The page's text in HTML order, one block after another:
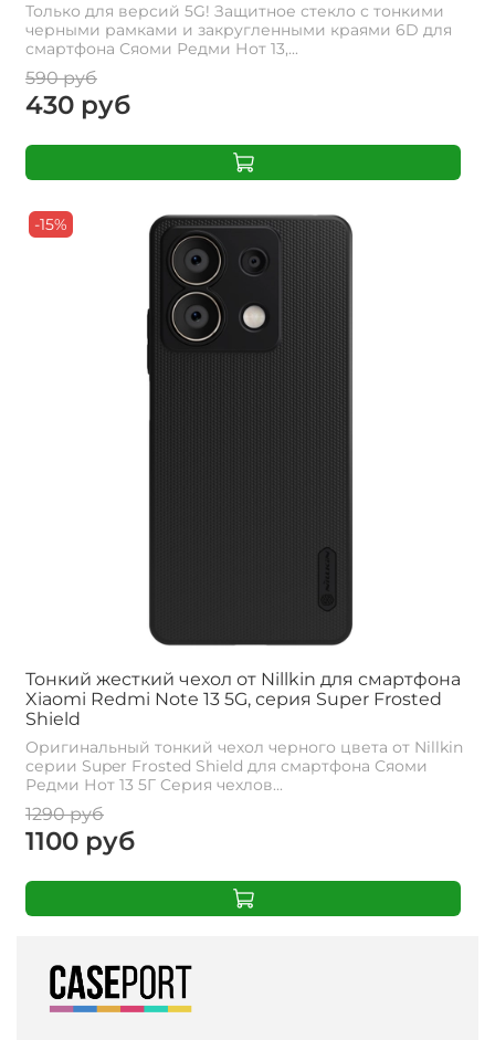
Только для версий 5G! Защитное стекло с тонкими
черными рамками и закругленными краями 6D для
смартфона Сяоми Редми Нот 13,...
590 руб
430 руб
-15%
Тонкий жесткий чехол от Nillkin для смартфона
Xiaomi Redmi Note 13 5G, серия Super Frosted
Shield
Оригинальный тонкий чехол черного цвета от Nillkin
серии Super Frosted Shield для смартфона Сяоми
Редми Нот 13 5Г Cерия чехлов...
1290 руб
1100 руб